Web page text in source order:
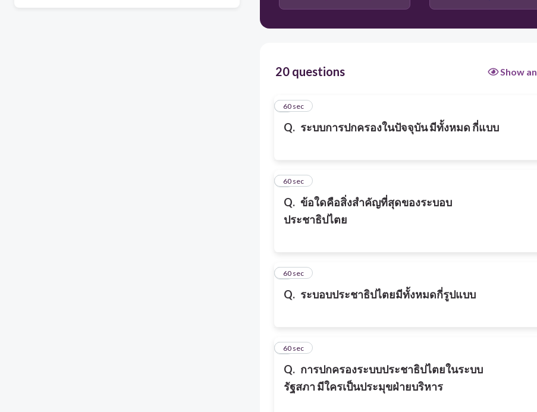
20 questions Show
Q. ระบบการปกครองในปัจจุบัน มีทั้งหมด กี่แบบ
160 sec
Q. ข้อใดคือสิ่งสำคัญที่สุดของระบอบ
ประชาธิปไตย
260 sec
Q. ระบอบประชาธิปไตยมีทั้งหมดกี่รูปแบบ
360 sec
Q. การปกครองระบบประชาธิปไตยในระบบ
รัฐสภา มีใครเป็นประมุขฝ่ายบริหาร
460 sec